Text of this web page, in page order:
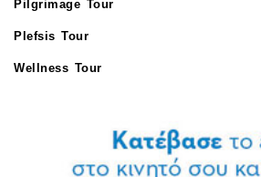
Pilgrimage Tour
Plefsis Tour
Wellness Tour